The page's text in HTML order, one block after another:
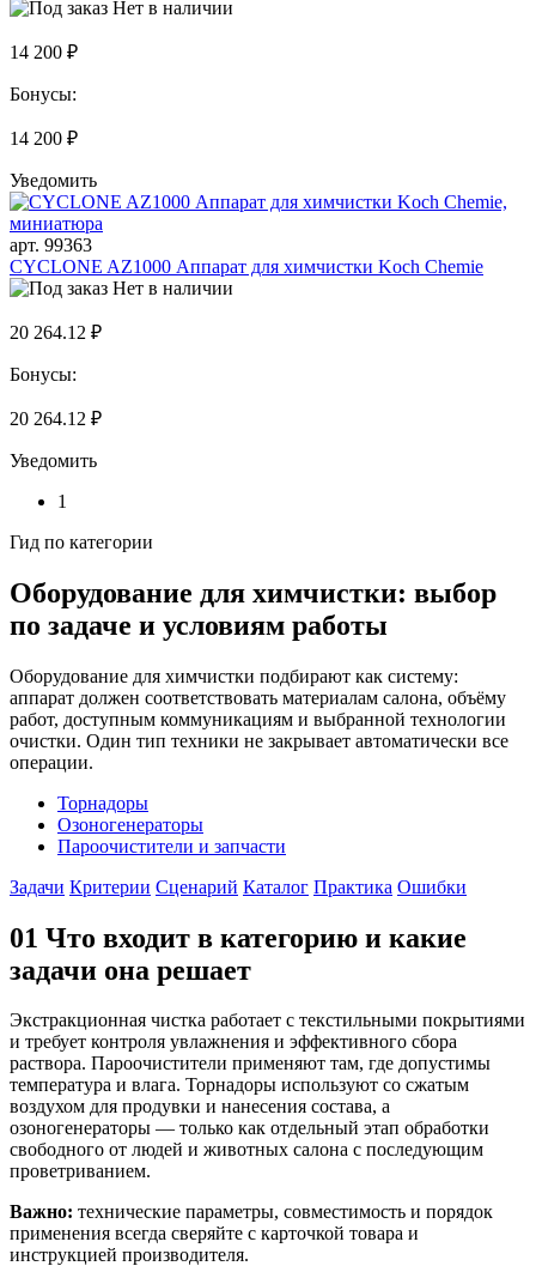
Нет в наличии
14 200 ₽
Бонусы:
14 200 ₽
Уведомить
арт. 99363
CYCLONE AZ1000 Аппарат для химчистки Koch Chemie
Нет в наличии
20 264.12 ₽
Бонусы:
20 264.12 ₽
Уведомить
1
Гид по категории
Оборудование для химчистки: выбор
по задаче и условиям работы
Оборудование для химчистки подбирают как систему:
аппарат должен соответствовать материалам салона, объёму
работ, доступным коммуникациям и выбранной технологии
очистки. Один тип техники не закрывает автоматически все
операции.
Торнадоры
Озоногенераторы
Пароочистители и запчасти
Задачи Критерии Сценарий Каталог Практика Ошибки
01 Что входит в категорию и какие
задачи она решает
Экстракционная чистка работает с текстильными покрытиями
и требует контроля увлажнения и эффективного сбора
раствора. Пароочистители применяют там, где допустимы
температура и влага. Торнадоры используют со сжатым
воздухом для продувки и нанесения состава, а
озоногенераторы — только как отдельный этап обработки
свободного от людей и животных салона с последующим
проветриванием.
Важно: технические параметры, совместимость и порядок
применения всегда сверяйте с карточкой товара и
инструкцией производителя.